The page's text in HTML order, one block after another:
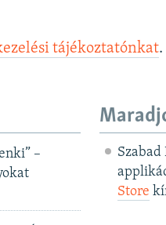
tájékoztatónkat.
–
Szabad
Store